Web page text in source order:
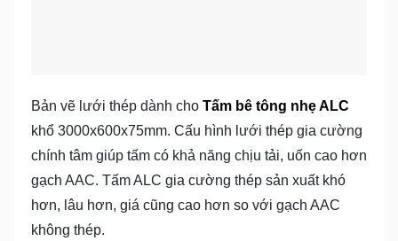
Bản vẽ lưới thép dành cho Tấm bê tông nhẹ ALC
khổ 3000x600x75mm. Cấu hình lưới thép gia cường
chính tâm giúp tấm có khả năng chịu tải, uốn cao hơn
gạch AAC. Tấm ALC gia cường thép sản xuất khó
hơn, lâu hơn, giá cũng cao hơn so với gạch AAC
không thép.